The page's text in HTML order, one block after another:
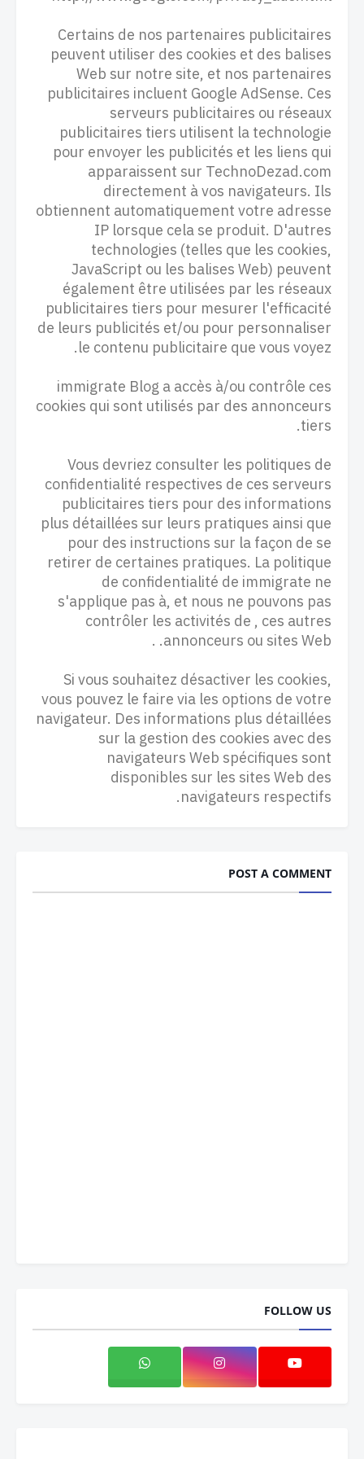
Certains de nos partenaires publicitaires
peuvent utiliser des cookies et des balises
Web sur notre site, et nos partenaires
publicitaires incluent Google AdSense. Ces
serveurs publicitaires ou réseaux
publicitaires tiers utilisent la technologie
pour envoyer les publicités et les liens qui
apparaissent sur TechnoDezad.com
directement à vos navigateurs. Ils
obtiennent automatiquement votre adresse
IP lorsque cela se produit. D'autres
technologies (telles que les cookies,
JavaScript ou les balises Web) peuvent
également être utilisées par les réseaux
publicitaires tiers pour mesurer l'efficacité
de leurs publicités et/ou pour personnaliser
le contenu publicitaire que vous voyez.
immigrate Blog a accès à/ou contrôle ces
cookies qui sont utilisés par des annonceurs
tiers.
Vous devriez consulter les politiques de
confidentialité respectives de ces serveurs
publicitaires tiers pour des informations
plus détaillées sur leurs pratiques ainsi que
pour des instructions sur la façon de se
retirer de certaines pratiques. La politique
de confidentialité de immigrate ne
s'applique pas à, et nous ne pouvons pas
contrôler les activités de , ces autres
annonceurs ou sites Web. .
Si vous souhaitez désactiver les cookies,
vous pouvez le faire via les options de votre
navigateur. Des informations plus détaillées
sur la gestion des cookies avec des
navigateurs Web spécifiques sont
disponibles sur les sites Web des
navigateurs respectifs.
POST A COMMENT
FOLLOW US